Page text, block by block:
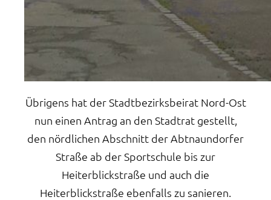
Übrigens hat der Stadtbezirksbeirat Nord-Ost
nun einen Antrag an den Stadtrat gestellt,
den nördlichen Abschnitt der Abtnaundorfer
Straße ab der Sportschule bis zur
Heiterblickstraße und auch die
Heiterblickstraße ebenfalls zu sanieren.